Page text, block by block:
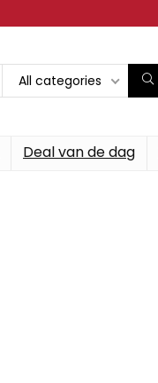
All categories
Deal van de dag